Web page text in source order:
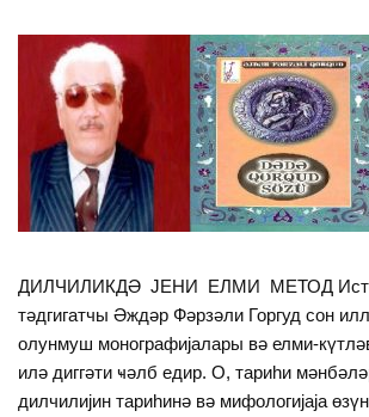
ДИЛЧИЛИКДƏ ЈЕНИ ЕЛМИ МЕТОД
тəдгигатчы Əждəр Фəрзəли Горгуд сон
олунмуш монографијалары вə елми-
илə диггəти ҹəлб едир. О, тариһи
дилчилијин тариһинə вə мифологијаја